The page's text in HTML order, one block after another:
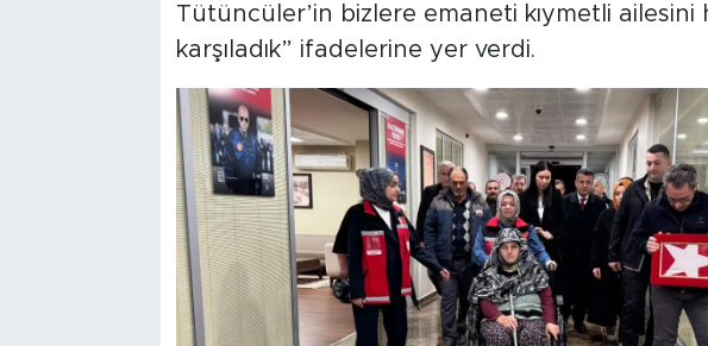
Tütüncüler’in bizlere emaneti kıymetli ailesini
karşıladık” ifadelerine yer verdi.